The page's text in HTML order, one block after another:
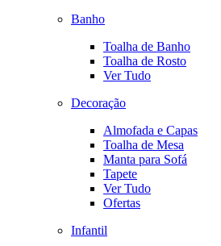
Banho
Toalha de Banho
Toalha de Rosto
Ver Tudo
Decoração
Almofada e Capas
Toalha de Mesa
Manta para Sofá
Tapete
Ver Tudo
Ofertas
Infantil